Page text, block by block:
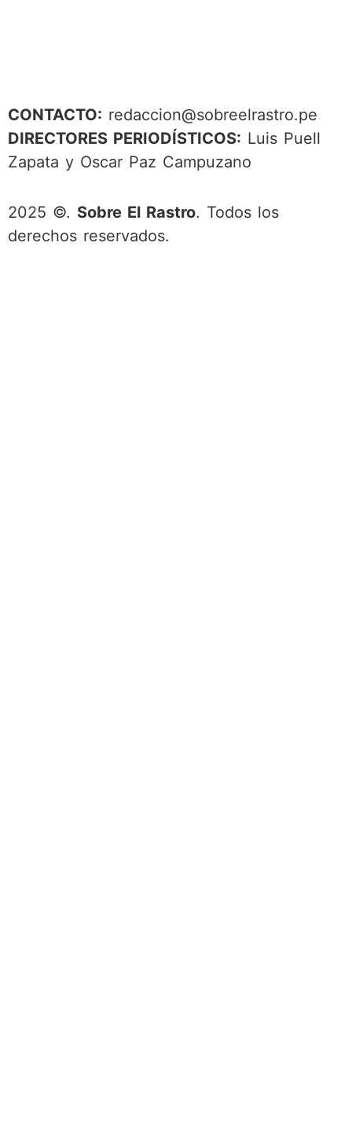
CONTACTO: redaccion@sobreelrastro.pe
DIRECTORES PERIODÍSTICOS: Luis Puell
Zapata y Oscar Paz Campuzano
2025 ©. Sobre El Rastro. Todos los
derechos reservados.